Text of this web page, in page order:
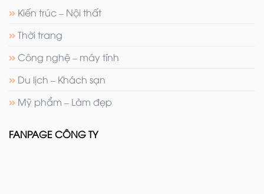
Kiến trúc – Nội thất
Thời trang
Công nghệ – máy tính
Du lịch – Khách sạn
Mỹ phẩm – Làm đẹp
FANPAGE CÔNG TY